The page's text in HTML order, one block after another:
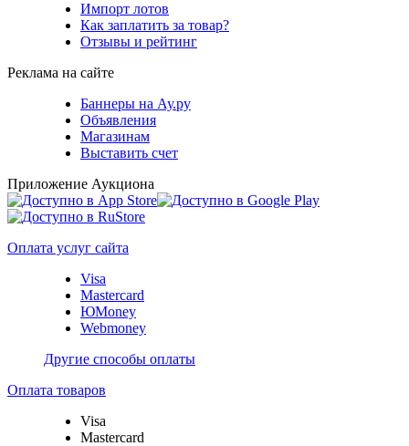
Импорт лотов
Как заплатить за товар?
Отзывы и рейтинг
Реклама на сайте
Баннеры на Ау.ру
Объявления
Магазинам
Выставить счет
Приложение Аукциона
Оплата услуг сайта
Visa
Mastercard
ЮMoney
Webmoney
Другие способы оплаты
Оплата товаров
Visa
Mastercard